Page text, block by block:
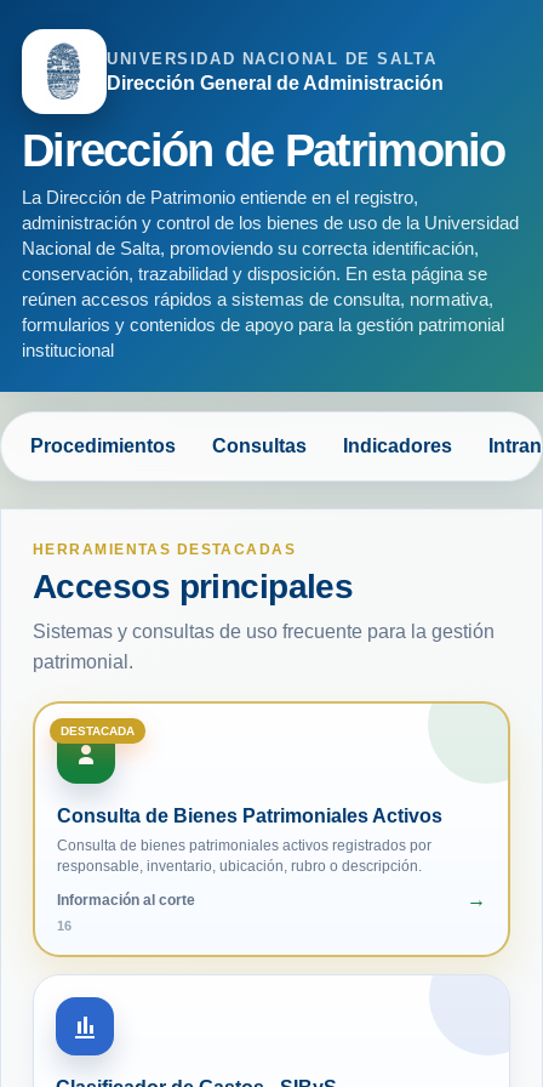
UNIVERSIDAD NACIONAL DE SALTA
Dirección General de Administración
Dirección de Patrimonio
La Dirección de Patrimonio entiende en el registro,
administración y control de los bienes de uso de la Universidad
Nacional de Salta, promoviendo su correcta identificación,
conservación, trazabilidad y disposición. En esta página se
reúnen accesos rápidos a sistemas de consulta, normativa,
formularios y contenidos de apoyo para la gestión patrimonial
institucional
Procedimientos Consultas Indicadores
HERRAMIENTAS DESTACADAS
Accesos principales
Sistemas y consultas de uso frecuente para la gestión
patrimonial.
DESTACADA
Consulta de Bienes Patrimoniales Activos
Consulta de bienes patrimoniales activos registrados por
responsable, inventario, ubicación, rubro o descripción.
Información al corte
16